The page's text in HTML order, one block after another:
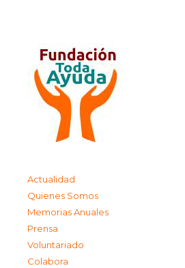
Actualidad
Quienes Somos
Memorias Anuales
Prensa
Voluntariado
Colabora